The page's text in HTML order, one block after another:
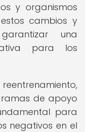
y organismos
cambios y
una
para los
de apoyo
para
negativos en el